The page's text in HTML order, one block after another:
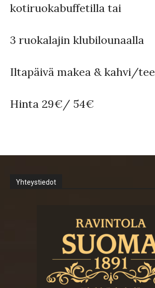
kotiruokabuffetilla tai
3 ruokalajin klubilounaalla
Iltapäivä makea & kahvi/tee
Hinta 29€/ 54€
Yhteystiedot